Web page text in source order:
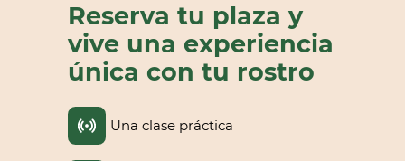
Una clase práctica
Reserva tu plaza y
vive una experiencia
única con tu rostro